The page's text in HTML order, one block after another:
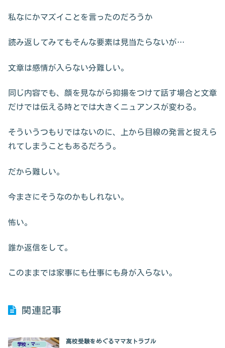
私なにかマズイことを言ったのだろうか
読み返してみてもそんな要素は見当たらないが…
文章は感情が入らない分難しい。
同じ内容でも、顔を見ながら抑揚をつけて話す場合と文章
だけでは伝える時とでは大きくニュアンスが変わる。
そういうつもりではないのに、上から目線の発言と捉えら
れてしまうこともあるだろう。
だから難しい。
今まさにそうなのかもしれない。
怖い。
誰か返信をして。
このままでは家事にも仕事にも身が入らない。
関連記事
学校・ママ友
高校受験をめぐるママ友トラブル